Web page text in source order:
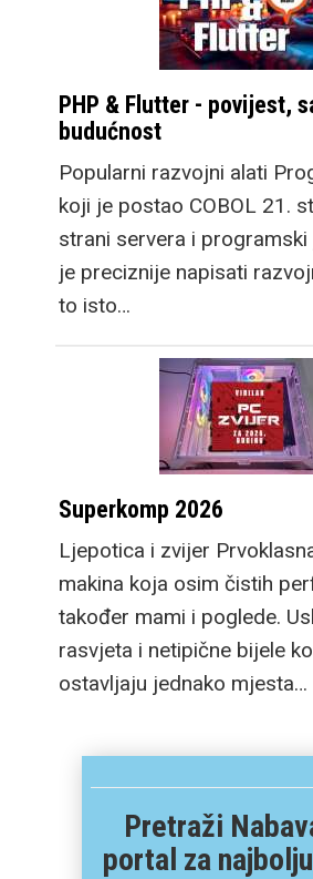
PHP & Flutter - povijest,
budućnost
Popularni razvojni alati
koji je postao COBOL 21.
strani servera i programski
je preciznije napisati
to isto…
Superkomp 2026
Ljepotica i zvijer
makina koja osim čistih
također mami i poglede.
rasvjeta i netipične bijele
ostavljaju jednako mjesta…
Pretraži
portal za